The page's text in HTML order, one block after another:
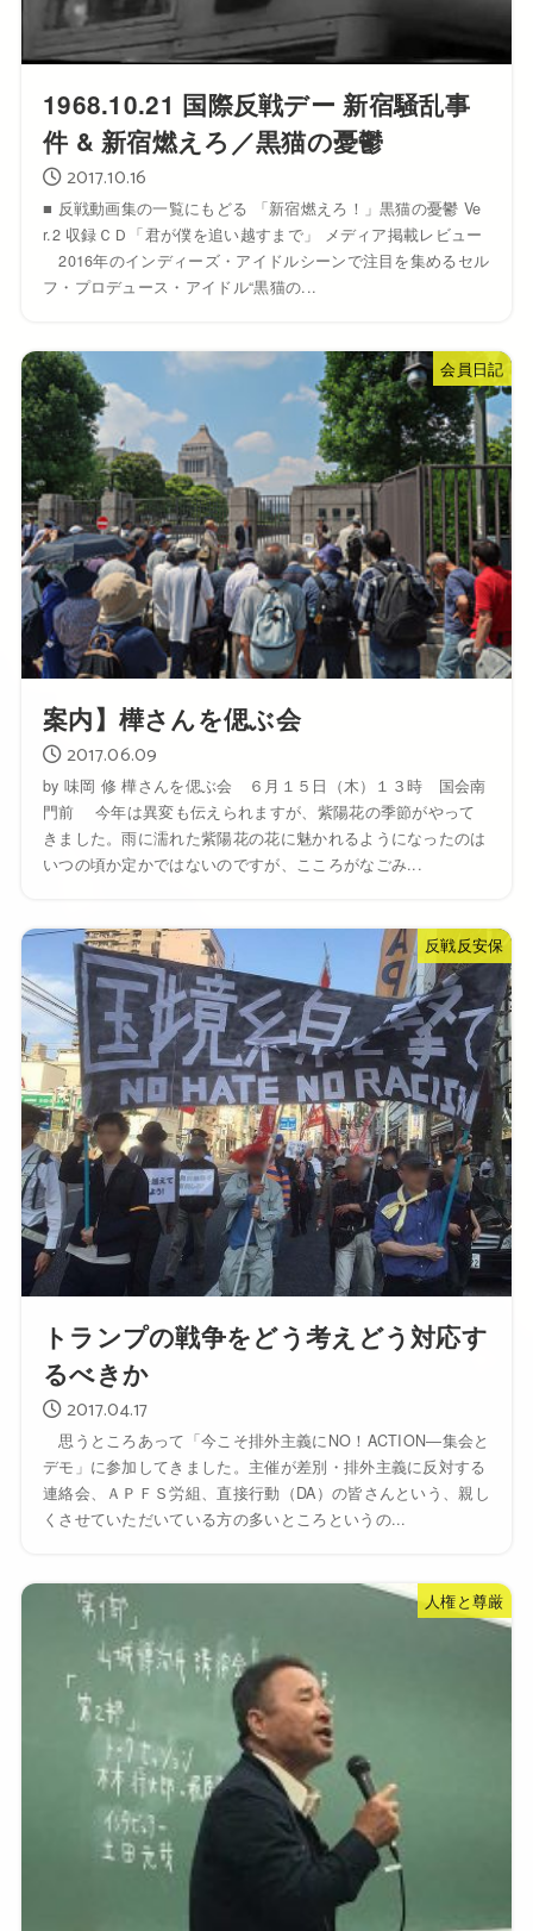
1968.10.21 国際反戦デー 新宿騒乱事
件 & 新宿燃えろ／黒猫の憂鬱
2017.10.16
■ 反戦動画集の一覧にもどる 「新宿燃えろ！」黒猫の憂鬱 Ve
r.2 収録ＣＤ「君が僕を追い越すまで」 メディア掲載レビュー
2016年のインディーズ・アイドルシーンで注目を集めるセル
フ・プロデュース・アイドル“黒猫の...
会員日記
案内】樺さんを偲ぶ会
2017.06.09
by 味岡 修 樺さんを偲ぶ会 ６月１５日（木）１３時 国会南
門前 今年は異変も伝えられますが、紫陽花の季節がやって
きました。雨に濡れた紫陽花の花に魅かれるようになったのは
いつの頃か定かではないのですが、こころがなごみ...
反戦反安保
トランプの戦争をどう考えどう対応す
るべきか
2017.04.17
思うところあって「今こそ排外主義にNO！ACTION―集会と
デモ」に参加してきました。主催が差別・排外主義に反対する
連絡会、ＡＰＦＳ労組、直接行動（DA）の皆さんという、親し
くさせていただいている方の多いところというの...
人権と尊厳